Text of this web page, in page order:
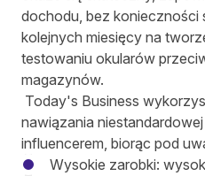
dochodu, bez konieczności
kolejnych miesięcy na
testowaniu okularów
magazynów.
Today's Business
nawiązania
influencerem, biorąc pod
Wysokie zarobki: